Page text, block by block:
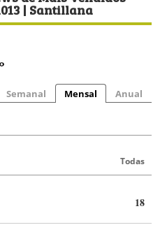
| Santillana
Semanal Mensal Anual
Todas
18